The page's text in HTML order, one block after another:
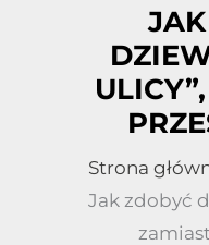
Strona
Jak zdobyć